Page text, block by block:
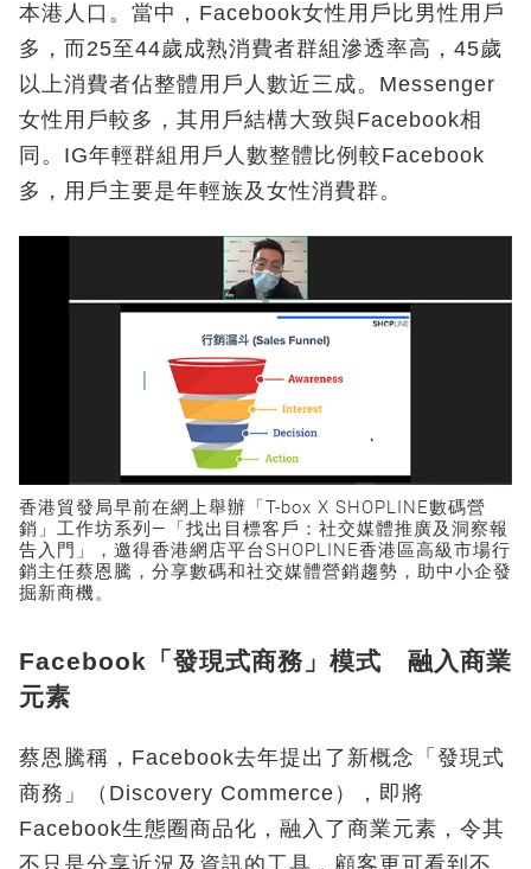
本港人口。當中，Facebook女性用戶比男性用戶
多，而25至44歲成熟消費者群組滲透率高，45歲
以上消費者佔整體用戶人數近三成。Messenger
女性用戶較多，其用戶結構大致與Facebook相
同。IG年輕群組用戶人數整體比例較Facebook
多，用戶主要是年輕族及女性消費群。
香港貿發局早前在網上舉辦「T-box X SHOPLINE數碼營
銷」工作坊系列—「找出目標客戶：社交媒體推廣及洞察報
告入門」，邀得香港網店平台SHOPLINE香港區高級市場行
銷主任蔡恩騰，分享數碼和社交媒體營銷趨勢，助中小企發
掘新商機。
Facebook「發現式商務」模式 融入商業
元素
蔡恩騰稱，Facebook去年提出了新概念「發現式
商務」（Discovery Commerce），即將
Facebook生態圈商品化，融入了商業元素，令其